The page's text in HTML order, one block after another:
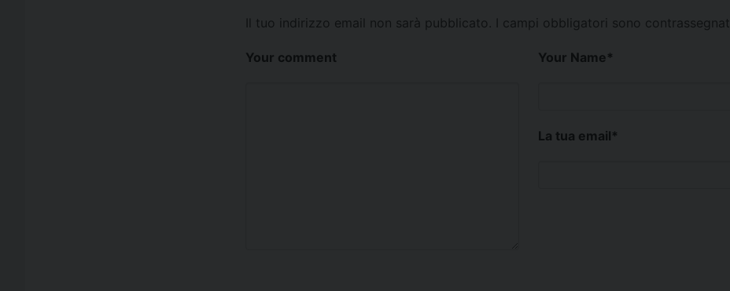
Il tuo indirizzo email non sarà pubblicato. I campi obbligatori sono contrassegnati
Your comment Your Name*
La tua email*